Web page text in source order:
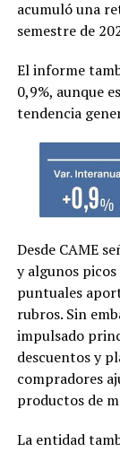
acumuló una
semestre de
El informe
0,9%, aunque
tendencia
Desde CAME
y algunos
puntuales
rubros. Sin
impulsado
descuentos y
compradores
productos de
La entidad